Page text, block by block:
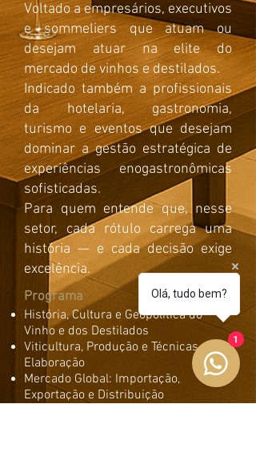
Voltado a empresários, executivos
e sommeliers que atuam ou
desejam atuar na elite do
mercado de vinhos e destilados.
Indicado também a profissionais
da hotelaria, gastronomia,
turismo e eventos que desejam
dominar a gestão estratégica de
experiências enogastronômicas
sofisticadas.
Para quem entende que, nesse
setor, cada rótulo carrega uma
história — e cada decisão exige
excelência.
Programa
História, Cultura e Geopolítica do
Vinho e dos Destilados
Viticultura, Produção e Técnicas de
Elaboração
Mercado Global: Importação,
Exportação e Distribuição
Olá, tudo bem?
1